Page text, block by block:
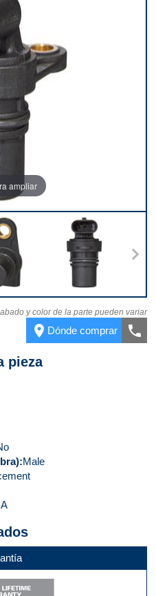
ampliar
Parte delantera
y color de la parte pueden variar
place Dónde comprar call
pieza
Male
A